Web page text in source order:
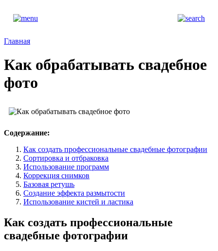
Главная
Как обрабатывать свадебное
фото
Содержание:
Как создать профессиональные свадебные фотографии
Сортировка и отбраковка
Использование программ
Коррекция снимков
Базовая ретушь
Создание эффекта размытости
Использование кистей и ластика
Как создать профессиональные
свадебные фотографии